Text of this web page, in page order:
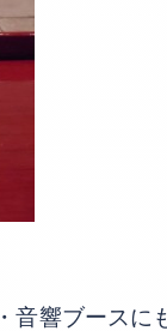
音響ブースに